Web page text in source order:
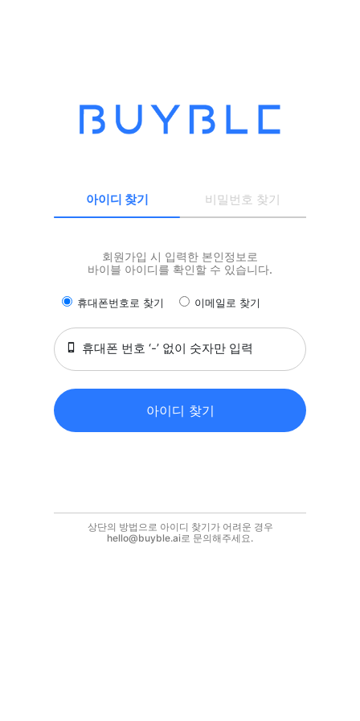
아이디 찾기 비밀번호 찾기
회원가입 시 입력한 본인정보로
바이블 아이디를 확인할 수 있습니다.
휴대폰번호로 찾기 이메일로 찾기
휴대폰 번호 ‘-’ 없이 숫자만 입력
아이디 찾기
상단의 방법으로 아이디 찾기가 어려운 경우
hello@buyble.ai로 문의해주세요.